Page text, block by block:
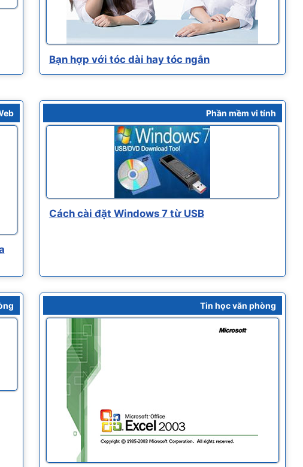
Bạn hợp với tóc dài hay tóc ngắn
Phần mềm vi tính
Cách cài đặt Windows 7 từ USB
Tin học văn phòng